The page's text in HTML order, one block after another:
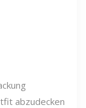
abzudecken